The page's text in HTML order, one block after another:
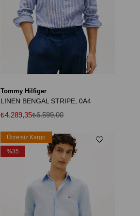
Tommy Hilfiger
LINEN BENGAL STRIPE, 0A4
₺4.289,35₺6.599,00
Ücretsiz Kargo
%35